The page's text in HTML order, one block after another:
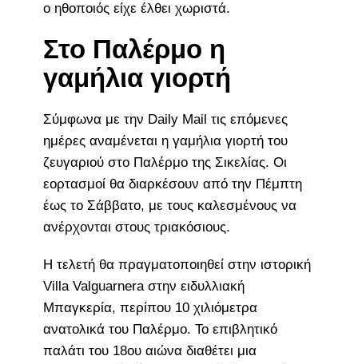
ο ηθοποιός είχε έλθει χωριστά.
Στο Παλέρμο η
γαμήλια γιορτή
Σύμφωνα με την Daily Mail τις επόμενες
ημέρες αναμένεται η γαμήλια γιορτή του
ζευγαριού στο Παλέρμο της Σικελίας. Οι
εορτασμοί θα διαρκέσουν από την Πέμπτη
έως το Σάββατο, με τους καλεσμένους να
ανέρχονται στους τριακόσιους.
Η τελετή θα πραγματοποιηθεί στην ιστορική
Villa Valguarnera στην ειδυλλιακή
Μπαγκερία, περίπου 10 χιλιόμετρα
ανατολικά του Παλέρμο. Το επιβλητικό
παλάτι του 18ου αιώνα διαθέτει μια